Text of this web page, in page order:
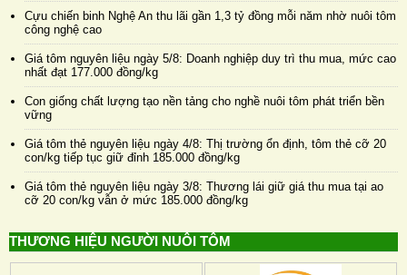
Cựu chiến binh Nghệ An thu lãi gần 1,3 tỷ đồng mỗi năm nhờ nuôi tôm
công nghệ cao
Giá tôm nguyên liệu ngày 5/8: Doanh nghiệp duy trì thu mua, mức cao
nhất đạt 177.000 đồng/kg
Con giống chất lượng tạo nền tảng cho nghề nuôi tôm phát triển bền
vững
Giá tôm thẻ nguyên liệu ngày 4/8: Thị trường ổn định, tôm thẻ cỡ 20
con/kg tiếp tục giữ đỉnh 185.000 đồng/kg
Giá tôm thẻ nguyên liệu ngày 3/8: Thương lái giữ giá thu mua tại ao
cỡ 20 con/kg vẫn ở mức 185.000 đồng/kg
THƯƠNG HIỆU NGƯỜI NUÔI TÔM